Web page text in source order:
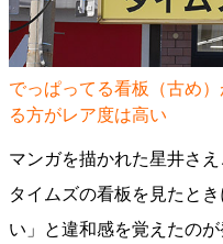
でっぱってる看板（古め
る方がレア度は高い
マンガを描かれた星井さ
タイムズの看板を見たと
い」と違和感を覚えたの